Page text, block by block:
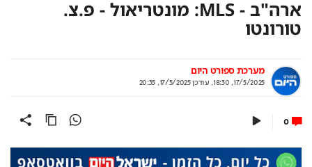
ארה"ב - MLS: מונטריאול - פ.צ.
טורונטו
מערכת ספורט היום
17/5/2025, 18:30
, עודכן17/5/2025, 20:35
0